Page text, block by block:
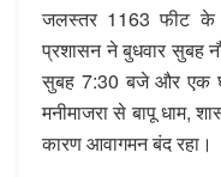
जलस्तर 1163 फीट के
प्रशासन ने बुधवार सुबह
सुबह 7:30 बजे और एक
मनीमाजरा से बापू धाम,
कारण आवागमन बंद रहा।